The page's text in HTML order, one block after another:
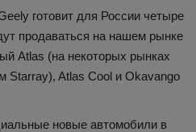
готовит для России четыре
продаваться на нашем рынке
Atlas (на некоторых рынках
Starray), Atlas Cool и Okavango
новые автомобили в